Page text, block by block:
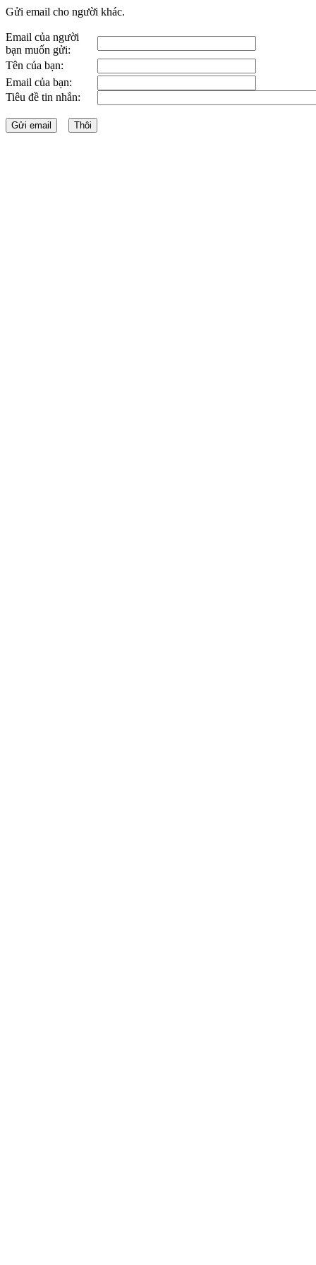
Gửi email cho người khác.
Email của người
bạn muốn gửi:
Tên của bạn:
Email của bạn:
Tiêu đề tin nhắn: